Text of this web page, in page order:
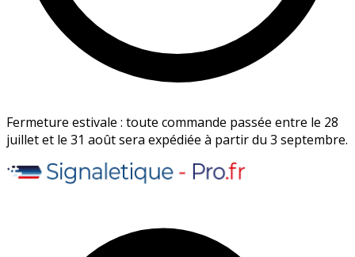
Fermeture estivale : toute commande passée entre le 28
juillet et le 31 août sera expédiée à partir du 3 septembre.